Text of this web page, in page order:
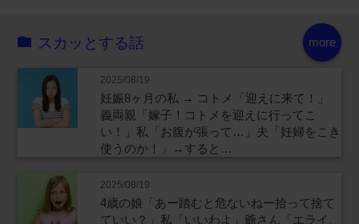
more
スカッとする話
2025/08/19
妊娠8ヶ月の私 → コトメ「迎えに来て！」
義両親「嫁子！コトメを迎えに行ってこ
い！」私「お腹が張って…」夫「妊婦をこき
使うのか！」→すると…
2025/08/19
4歳の娘「あー踏むと危ないねー拾って捨て
ていい？」私「いいわよ」爺さん「エライ、